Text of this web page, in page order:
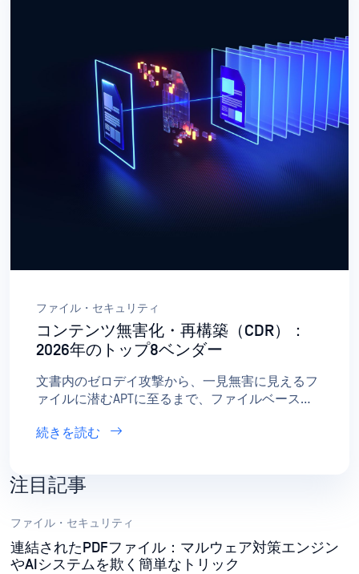
ファイル・セキュリティ
コンテンツ無害化・再構築（CDR）：
2026年のトップ8ベンダー
文書内のゼロデイ攻撃から、一見無害に見えるフ
ァイルに潜むAPTに至るまで、ファイルベースの
を逃れやすいリスクの一つです。組織が自社の環
ンド・リコンストラクション（CDR）」は、防御
続きを読む
注目記事
ファイル・セキュリティ
連結されたPDFファイル：マルウェア対策エンジン
やAIシステムを欺く簡単なトリック